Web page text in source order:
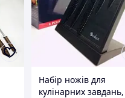
Набір ножів для
кулінарних завдань,